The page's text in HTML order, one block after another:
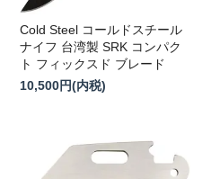
Cold Steel コールドスチール
ナイフ 台湾製 SRK コンパク
ト フィックスド ブレード
10,500円(内税)